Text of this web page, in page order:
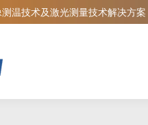
温技术及激光测量技术解决方案